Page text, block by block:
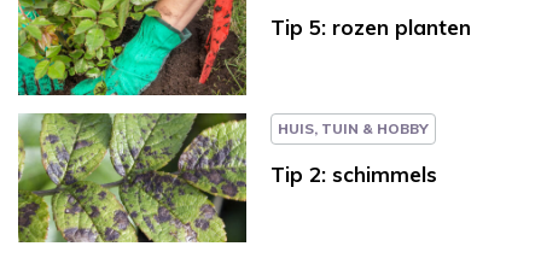
Tip 5: rozen planten
HUIS, TUIN & HOBBY
Tip 2: schimmels